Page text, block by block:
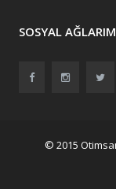
SOSYAL
© 2015